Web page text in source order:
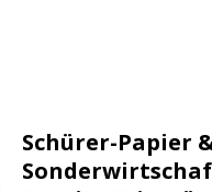
Schürer-Papier